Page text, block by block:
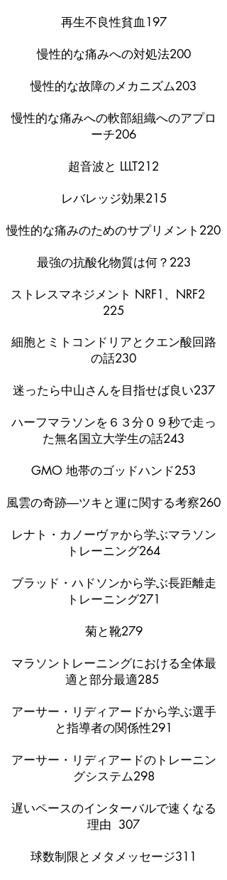
再生不良性貧血197
慢性的な痛みへの対処法200
慢性的な故障のメカニズム203
慢性的な痛みへの軟部組織へのアプロ
ーチ206
超音波と LLLT212
レバレッジ効果215
慢性的な痛みのためのサプリメント220
最強の抗酸化物質は何？223
ストレスマネジメント NRF1、NRF2
225
細胞とミトコンドリアとクエン酸回路
の話230
迷ったら中山さんを目指せば良い237
ハーフマラソンを６３分０９秒で走っ
た無名国立大学生の話243
GMO 地帯のゴッドハンド253
風雲の奇跡―ツキと運に関する考察260
レナト・カノーヴァから学ぶマラソン
トレーニング264
ブラッド・ハドソンから学ぶ長距離走
トレーニング271
菊と靴279
マラソントレーニングにおける全体最
適と部分最適285
アーサー・リディアードから学ぶ選手
と指導者の関係性291
アーサー・リディアードのトレーニン
グシステム298
遅いペースのインターバルで速くなる
理由 307
球数制限とメタメッセージ311